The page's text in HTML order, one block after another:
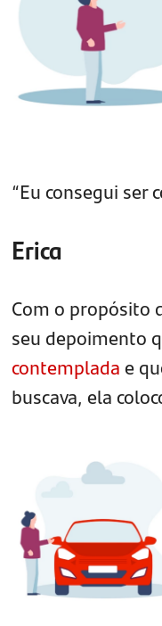
“Eu consegui ser
Erica
Com o propósito
seu depoimento
contempladae
buscava, ela